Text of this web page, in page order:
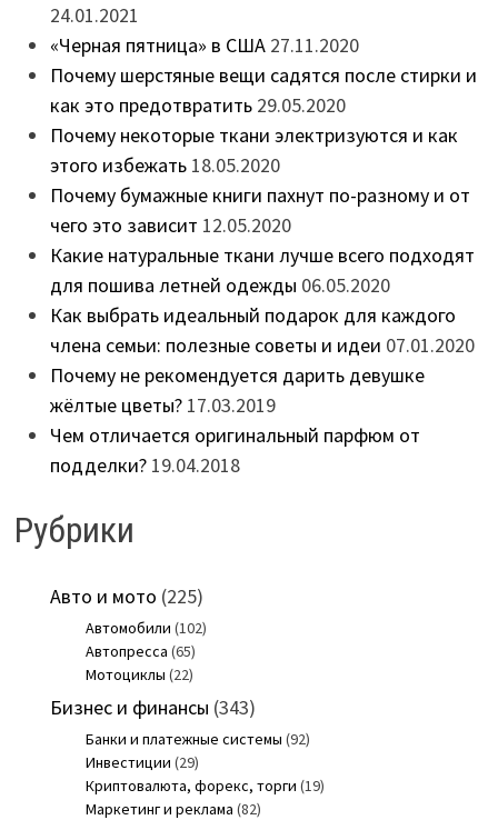
24.01.2021
«Черная пятница» в США 27.11.2020
Почему шерстяные вещи садятся после стирки и
как это предотвратить 29.05.2020
Почему некоторые ткани электризуются и как
этого избежать 18.05.2020
Почему бумажные книги пахнут по-разному и от
чего это зависит 12.05.2020
Какие натуральные ткани лучше всего подходят
для пошива летней одежды 06.05.2020
Как выбрать идеальный подарок для каждого
члена семьи: полезные советы и идеи 07.01.2020
Почему не рекомендуется дарить девушке
жёлтые цветы? 17.03.2019
Чем отличается оригинальный парфюм от
подделки? 19.04.2018
Рубрики
Авто и мото (225)
Автомобили (102)
Автопресса (65)
Мотоциклы (22)
Бизнес и финансы (343)
Банки и платежные системы (92)
Инвестиции (29)
Криптовалюта, форекс, торги (19)
Маркетинг и реклама (82)